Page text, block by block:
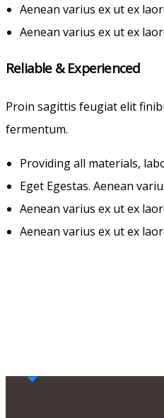
Aenean varius ex ut ex
Aenean varius ex ut ex
Reliable & Experienced
Proin sagittis feugiat elit
fermentum.
Providing all materials,
Eget Egestas. Aenean
Aenean varius ex ut ex
Aenean varius ex ut ex